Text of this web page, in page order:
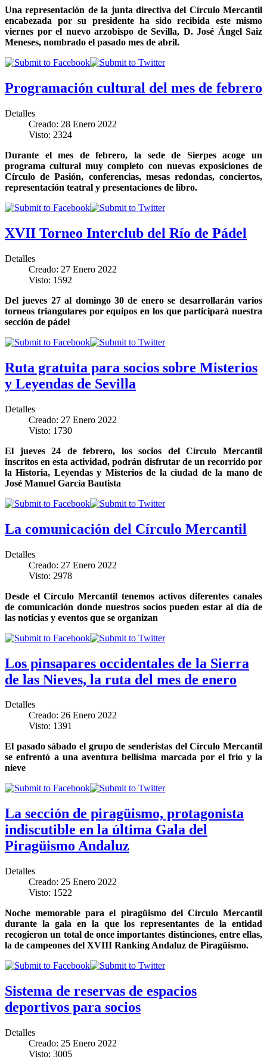
Una representación de la junta directiva del Círculo Mercantil
encabezada por su presidente ha sido recibida este mismo
viernes por el nuevo arzobispo de Sevilla, D. José Ángel Saiz
Meneses, nombrado el pasado mes de abril.
Programación cultural del mes de febrero
Detalles
Creado: 28 Enero 2022
Visto: 2324
Durante el mes de febrero, la sede de Sierpes acoge un
programa cultural muy completo con nuevas exposiciones de
Círculo de Pasión, conferencias, mesas redondas, conciertos,
representación teatral y presentaciones de libro.
XVII Torneo Interclub del Río de Pádel
Detalles
Creado: 27 Enero 2022
Visto: 1592
Del jueves 27 al domingo 30 de enero se desarrollarán varios
torneos triangulares por equipos en los que participará nuestra
sección de pádel
Ruta gratuita para socios sobre Misterios
y Leyendas de Sevilla
Detalles
Creado: 27 Enero 2022
Visto: 1730
El jueves 24 de febrero, los socios del Círculo Mercantil
inscritos en esta actividad, podrán disfrutar de un recorrido por
la Historia, Leyendas y Misterios de la ciudad de la mano de
José Manuel García Bautista
La comunicación del Círculo Mercantil
Detalles
Creado: 27 Enero 2022
Visto: 2978
Desde el Círculo Mercantil tenemos activos diferentes canales
de comunicación donde nuestros socios pueden estar al día de
las noticias y eventos que se organizan
Los pinsapares occidentales de la Sierra
de las Nieves, la ruta del mes de enero
Detalles
Creado: 26 Enero 2022
Visto: 1391
El pasado sábado el grupo de senderistas del Círculo Mercantil
se enfrentó a una aventura bellísima marcada por el frío y la
nieve
La sección de piragüismo, protagonista
indiscutible en la última Gala del
Piragüismo Andaluz
Detalles
Creado: 25 Enero 2022
Visto: 1522
Noche memorable para el piragüismo del Círculo Mercantil
durante la gala en la que los representantes de la entidad
recogieron un total de once importantes distinciones, entre ellas,
la de campeones del XVIII Ranking Andaluz de Piragüismo.
Sistema de reservas de espacios
deportivos para socios
Detalles
Creado: 25 Enero 2022
Visto: 3005